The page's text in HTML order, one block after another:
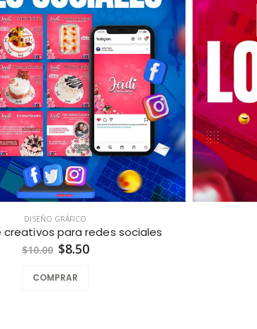
DISEÑO GRÁFICO
creativos para redes sociales
$10.00 $8.50
COMPRAR